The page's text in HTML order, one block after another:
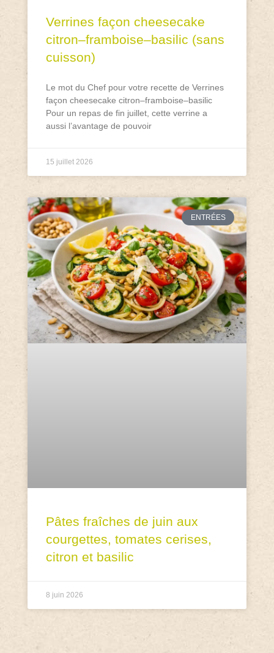
Verrines façon cheesecake
citron–framboise–basilic (sans
cuisson)
Le mot du Chef pour votre recette de Verrines
façon cheesecake citron–framboise–basilic
Pour un repas de fin juillet, cette verrine a
aussi l’avantage de pouvoir
15 juillet 2026
ENTRÉES
Pâtes fraîches de juin aux
courgettes, tomates cerises,
citron et basilic
8 juin 2026